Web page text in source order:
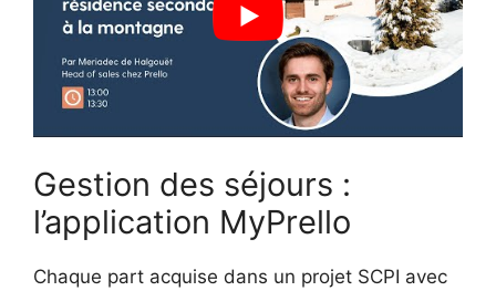
Gestion des séjours :
l’application MyPrello
Chaque part acquise dans un projet SCPI avec